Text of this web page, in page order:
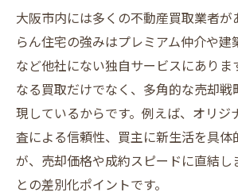
大阪市内には多くの不動産買取業者
らん住宅の強みはプレミアム仲介や建
など他社にない独自サービスにありま
なる買取だけでなく、多角的な売却
現しているからです。例えば、オリジ
査による信頼性、買主に新生活を具
が、売却価格や成約スピードに直結し
との差別化ポイントです。